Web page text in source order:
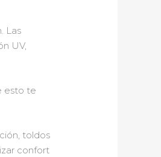
Las
UV,
esto te
toldos
confort